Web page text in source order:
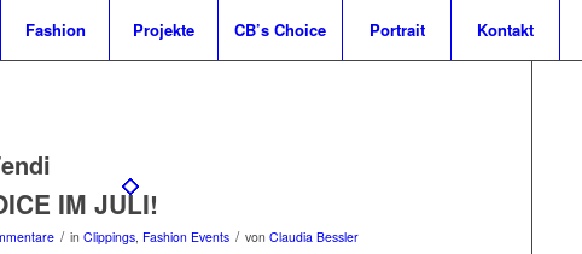
Fashion Projekte CB’s Choice Portrait Kontakt
IM JULI!
/ in Clippings, Fashion Events / von Claudia Bessler